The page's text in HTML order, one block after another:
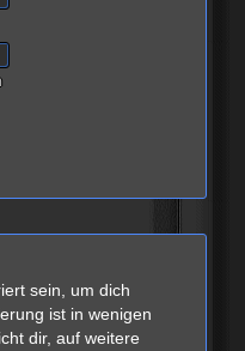
sein, um dich
ist in wenigen
dir, auf weitere